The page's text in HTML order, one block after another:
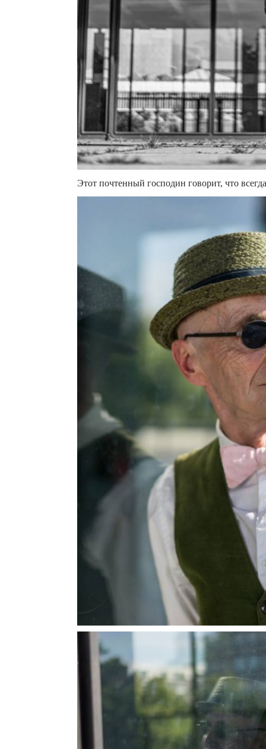
Этот почтенный господин говорит, что